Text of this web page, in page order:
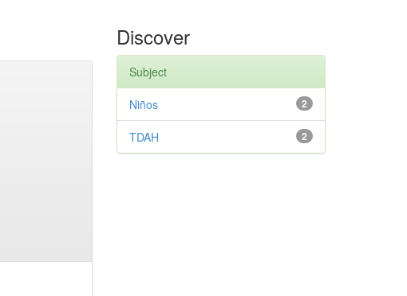
Discover
Subject
2
Niños
2
TDAH